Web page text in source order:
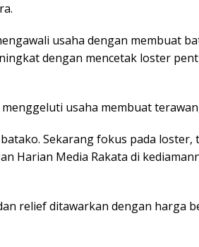
usaha dengan membuat
dengan mencetak loster
usaha membuat
Sekarang fokus pada loster,
Harian Media Rakata di
relief ditawarkan dengan harga